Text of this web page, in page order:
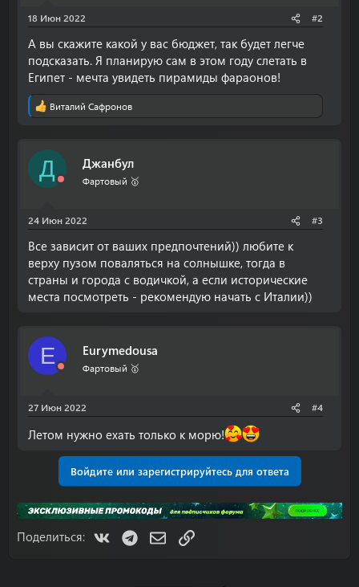
18 Июн 2022 #2
А вы скажите какой у вас бюджет, так будет легче
подсказать. Я планирую сам в этом году слетать в
Египет - мечта увидеть пирамиды фараонов!
Р
к
и
Виталий Сафронов
Д Джанбул
Фартовый 🥇
24 Июн 2022 #3
Все зависит от ваших предпочтений)) любите к
верху пузом поваляться на солнышке, тогда в
страны и города с водичкой, а если исторические
места посмотреть - рекомендую начать с Италии))
E Eurymedousa
Фартовый 🥇
27 Июн 2022 #4
Летом нужно ехать только к морю!
Войдите или зарегистрируйтесь для ответа
Поделиться: VK TelegramЭлектронная почта
Ссылка